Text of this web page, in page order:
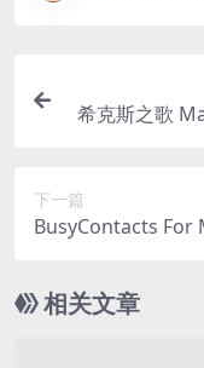
希克斯之歌
下一篇
BusyContacts For
相关文章